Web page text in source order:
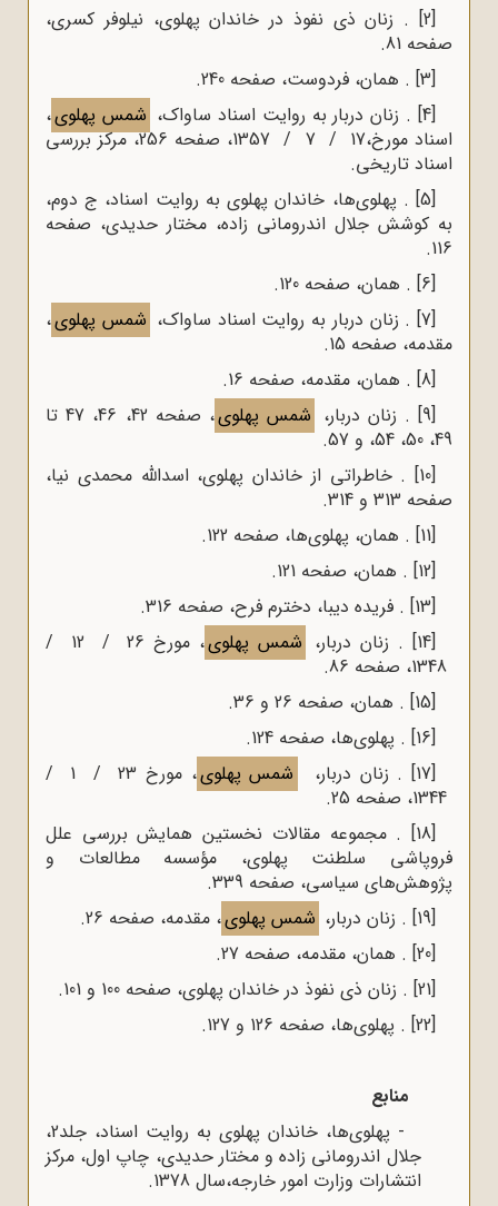
[2] . زنان ذی نفوذ در خاندان پهلوی، نیلوفر کسری،
صفحه 81.
[3] . همان، فردوست، صفحه 240.
[4]. زنان دربار به روایت اسناد ساواک، شمس پهلوی،
اسناد مورخ،17 / 7 / 1357، صفحه 256، مرکز بررسی
اسناد تاریخی.
[5] . پهلوی‌‌‌ها، خاندان پهلوی به روایت اسناد، ج دوم،
به کوشش جلال اندرومانی زاده، مختار حدیدی، صفحه
116.
[6] . همان، صفحه 120.
[7]. زنان دربار به روایت اسناد ساواک، شمس پهلوی،
مقدمه، صفحه 15.
[8] . همان، مقدمه، صفحه 16.
[9]. زنان دربار، شمس پهلوی
، صفحه 42، 46، 47 تا
49، 50، 54، و 57.
[10] . خاطراتی از خاندان پهلوی، اسدالله محمدی نیا،
صفحه 313 و 314.
[11] . همان، پهلوی‌ها، صفحه 122.
[12] . همان، صفحه 121.
[13] . فریده دیبا، دخترم فرح، صفحه 316.
[14]. زنان دربار، شمس پهلوی
، مورخ 26 / 12 /
[15] . همان، صفحه 26 و 36.
[16] . پهلوی‌ها، صفحه 124.
[17] . زنان دربار، شمس پهلوی
، مورخ 23 / 1 /
[18] . مجموعه مقالات نخستین همایش بررسی علل
فروپاشی سلطنت پهلوی، مؤسسه مطالعات و
پژوهش‌‌های سیاسی، صفحه 339.
[19] . زنان دربار، شمس پهلوی، مقدمه، صفحه 26.
[20] . همان، مقدمه، صفحه 27.
[21] . زنان ذی نفوذ در خاندان پهلوی، صفحه 100 و 101.
[22] . پهلوی‌ها، صفحه 126 و 127.
منابع
- پهلوی‌ها، خاندان پهلوی به روایت اسناد، جلد2،
جلال اندرومانی زاده و مختار حدیدی، چاپ اول، مرکز
انتشارات وزارت امور خارجه،سال 1378.